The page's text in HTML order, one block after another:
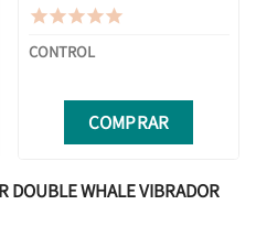

CONTROL
COMPRAR
DOUBLE WHALE VIBRADOR